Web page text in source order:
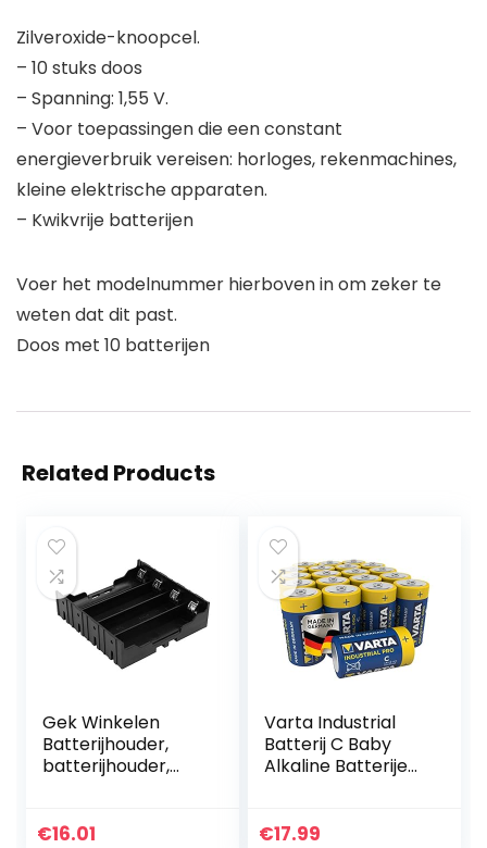
Zilveroxide-knoopcel.
– 10 stuks doos
– Spanning: 1,55 V.
– Voor toepassingen die een constant
energieverbruik vereisen: horloges, rekenmachines,
kleine elektrische apparaten.
– Kwikvrije batterijen
Voer het modelnummer hierboven in om zeker te
weten dat dit past.
Doos met 10 batterijen
Related Products
Gek Winkelen
Batterijhouder,
batterijhouder,
lichtgewicht
€16.01
Varta Industrial
Batterij C Baby
Alkaline Batterijen
Blauw
€17.99